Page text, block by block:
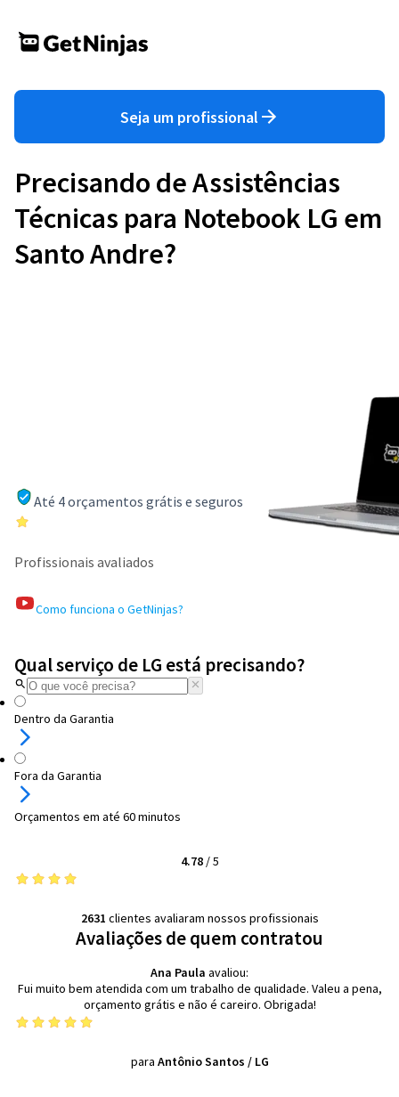
Seja um profissional
Precisando de Assistências
Técnicas para Notebook LG em
Santo Andre?
Até 4 orçamentos grátis e seguros
Profissionais avaliados
Como funciona o GetNinjas?
Qual serviço de LG está precisando?
Dentro da Garantia
Fora da Garantia
Orçamentos em até 60 minutos
4.78/5
2631 clientes avaliaram nossos profissionais
Avaliações de quem contratou
Ana Paula avaliou:
Fui muito bem atendida com um trabalho de qualidade. Valeu a pena,
orçamento grátis e não é careiro. Obrigada!
para Antônio Santos / LG